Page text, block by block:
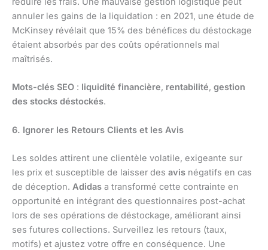
annuler les gains de la liquidation : en 2021, une étude de
McKinsey révélait que 15% des bénéfices du déstockage
étaient absorbés par des coûts opérationnels mal
maîtrisés.
Mots-clés SEO : liquidité financière, rentabilité, gestion
des stocks déstockés.
6. Ignorer les Retours Clients et les Avis
Les soldes attirent une clientèle volatile, exigeante sur
les prix et susceptible de laisser des avis négatifs en cas
de déception. Adidas a transformé cette contrainte en
opportunité en intégrant des questionnaires post-achat
lors de ses opérations de déstockage, améliorant ainsi
ses futures collections. Surveillez les retours (taux,
motifs) et ajustez votre offre en conséquence. Une